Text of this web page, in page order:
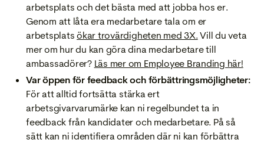
arbetsplats och det bästa med att jobba hos er.
Genom att låta era medarbetare tala om er
arbetsplatsökar trovärdigheten med 3X.Vill du veta
mer om hur du kan göra dina medarbetare till
ambassadörer? Läs mer om Employee Branding här!
Var öppen för feedback och förbättringsmöjligheter:
För att alltid fortsätta stärka ert
arbetsgivarvarumärke kan ni regelbundet ta in
feedback från kandidater och medarbetare. På så
sätt kan ni identifiera områden där ni kan förbättra